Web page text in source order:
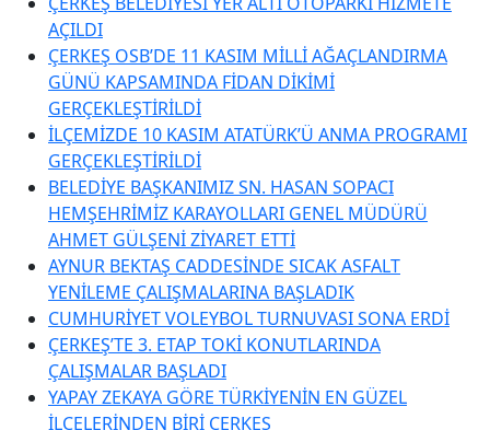
AÇILDI
ÇERKEŞ OSB’DE 11 KASIM MİLLİ AĞAÇLANDIRMA
GÜNÜ KAPSAMINDA FİDAN DİKİMİ
GERÇEKLEŞTİRİLDİ
İLÇEMİZDE 10 KASIM ATATÜRK’Ü ANMA PROGRAMI
GERÇEKLEŞTİRİLDİ
BELEDİYE BAŞKANIMIZ SN. HASAN SOPACI
HEMŞEHRİMİZ KARAYOLLARI GENEL MÜDÜRÜ
AHMET GÜLŞENİ ZİYARET ETTİ
AYNUR BEKTAŞ CADDESİNDE SICAK ASFALT
YENİLEME ÇALIŞMALARINA BAŞLADIK
CUMHURİYET VOLEYBOL TURNUVASI SONA ERDİ
ÇERKEŞ’TE 3. ETAP TOKİ KONUTLARINDA
ÇALIŞMALAR BAŞLADI
YAPAY ZEKAYA GÖRE TÜRKİYENİN EN GÜZEL
İLÇELERİNDEN BİRİ ÇERKEŞ